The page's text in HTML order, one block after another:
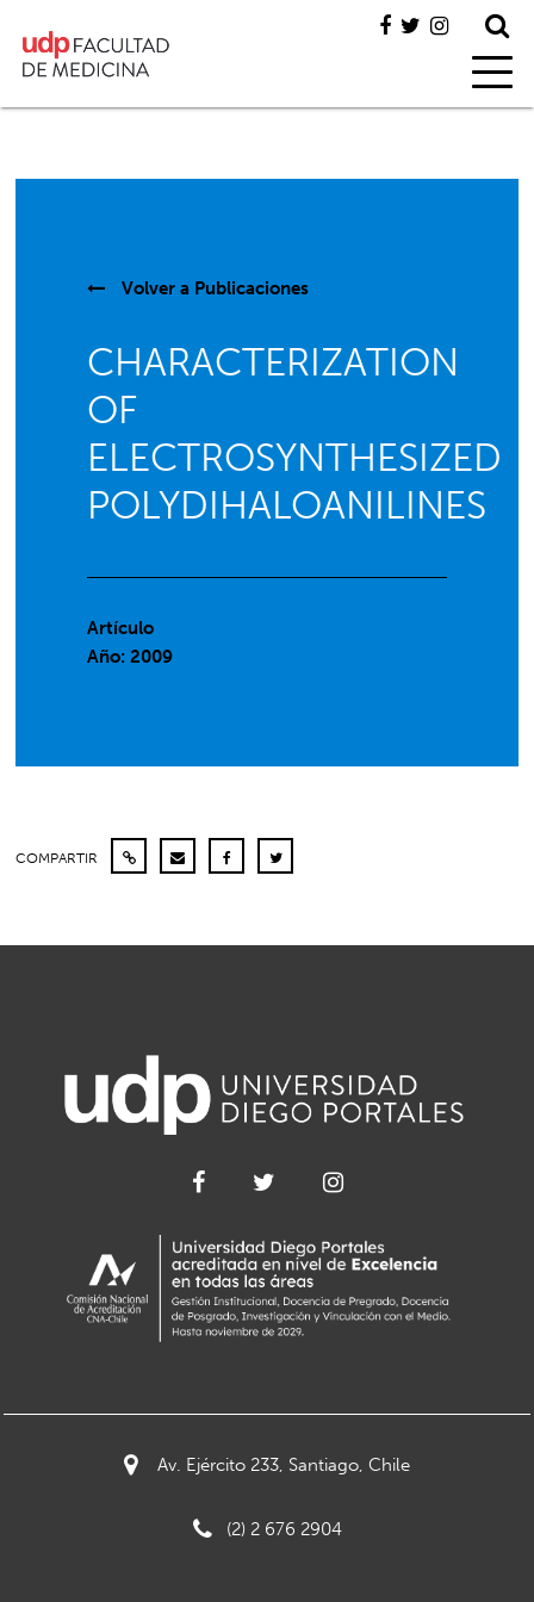
Volver a Publicaciones
CHARACTERIZATION
OF
ELECTROSYNTHESIZED
POLYDIHALOANILINES
Artículo
Año: 2009
COMPARTIR
Av. Ejército 233, Santiago, Chile
(2) 2 676 2904